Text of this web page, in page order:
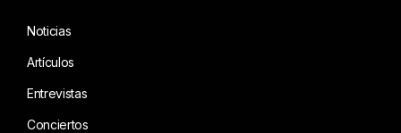
Noticias
Artículos
Entrevistas
Conciertos